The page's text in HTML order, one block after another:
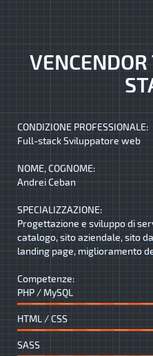
CONDIZIONE PROFESSIONALE:
Full-stack Sviluppatore web
NOME, COGNOME:
Andrei Ceban
SPECIALIZZAZIONE:
Progettazione e sviluppo di
catalogo, sito aziendale, sito
landing page, miglioramento
Competenze:
PHP / MySQL
HTML / CSS
SASS